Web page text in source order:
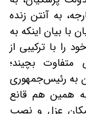
به آنتن زنده
با بیان اینکه به
را با ترکیبی از
بچیند؛
به رئیس‌جمهوری
همین‌ هم قانع
عزل و نصب